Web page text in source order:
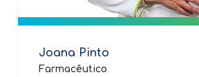
Joana Pinto
Farmacêutico